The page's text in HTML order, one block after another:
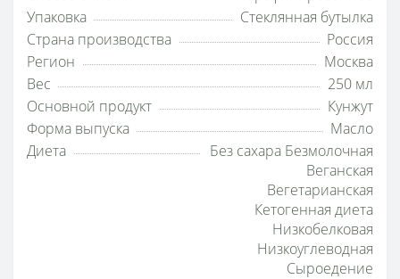
Упаковка
Стеклянная бутылка
Страна производства
Россия
Регион
Москва
Вес
250 мл
Основной продукт
Кунжут
Форма выпуска
Масло
Диета
Без сахара Безмолочная
Веганская
Вегетарианская
Кетогенная диета
Низкобелковая
Низкоуглеводная
Сыроедение